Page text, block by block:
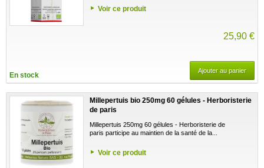
Voir ce produit
25,90 €
En stock
Ajouter au panier
Millepertuis bio 250mg 60 gélules - Herboristerie
de paris
Millepertuis 250mg 60 gélules - Herboristerie de
paris participe au maintien de la santé de la...
Voir ce produit